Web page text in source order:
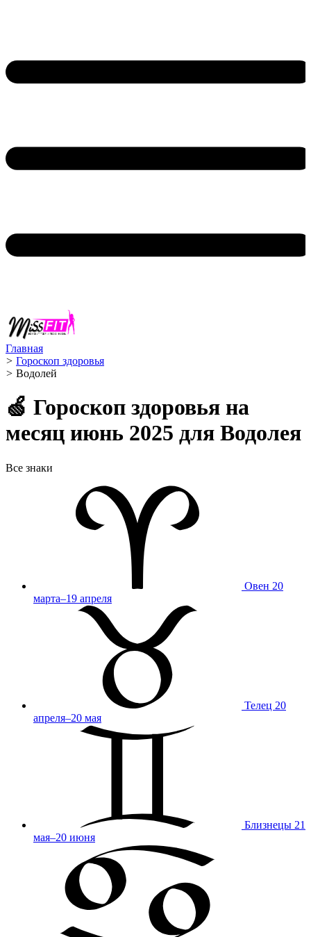
Главная
> Гороскоп здоровья
> Водолей ️
🍏 Гороскоп здоровья на
месяц июнь 2025 для Водолея
Все знаки
Овен 20
марта–19 апреля
Телец 20
апреля–20 мая
Близнецы 21
мая–20 июня